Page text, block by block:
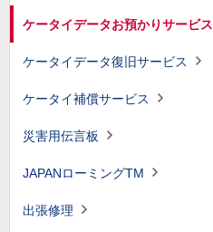
ケータイデータお預かりサービス
ケータイデータ復旧サービス
ケータイ補償サービス
災害用伝言板
JAPANローミングTM
出張修理